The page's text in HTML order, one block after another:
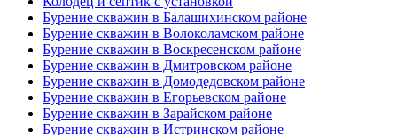
Бурение скважин в Балашихинском районе
Бурение скважин в Волоколамском районе
Бурение скважин в Воскресенском районе
Бурение скважин в Дмитровском районе
Бурение скважин в Домодедовском районе
Бурение скважин в Егорьевском районе
Бурение скважин в Зарайском районе
Бурение скважин в Истринском районе